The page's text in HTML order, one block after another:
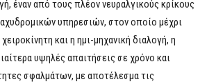
έναν από τους πλέον νευραλγικούς κρίκους
υπηρεσιών, στον οποίο μέχρι
και η ημι-μηχανική διαλογή, η
υψηλές απαιτήσεις σε χρόνο και
σφαλμάτων, με αποτέλεσμα τις